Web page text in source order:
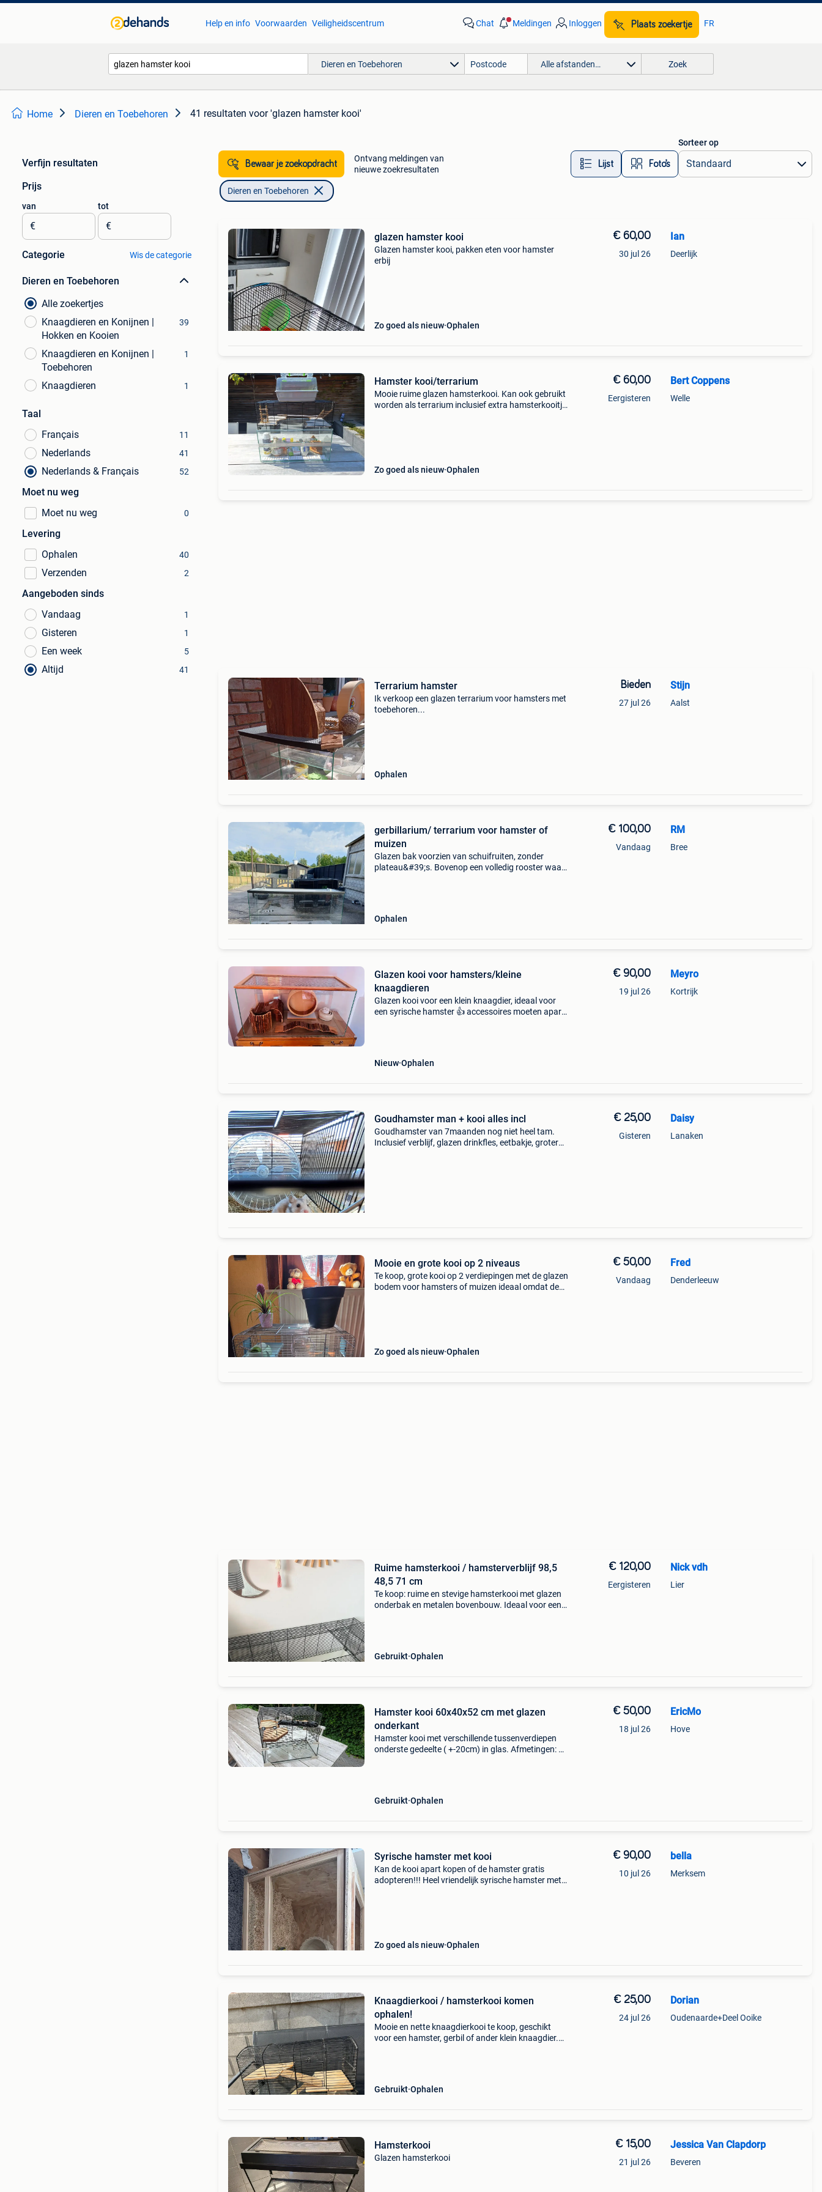
Help en info Voorwaarden Veiligheidscentrum Chat Meldingen Inloggen Plaats zoekertje FR
Dieren en Toebehoren Alle afstanden… Zoek
Home Dieren en Toebehoren 41 resultaten voor 'glazen hamster kooi'
Verfijn resultaten
Prijs
van
€
tot
€
Categorie Wis de categorie
Dieren en Toebehoren
Alle zoekertjes
Knaagdieren en Konijnen |
Hokken en Kooien
39
Knaagdieren en Konijnen |
Toebehoren
1
Knaagdieren 1
Taal
Français
11
Nederlands 41
Nederlands & Français 52
Moet nu weg
Moet nu weg
0
Levering
Ophalen
40
Verzenden 2
Aangeboden sinds
Vandaag
1
Gisteren 1
Een week 5
Altijd 41
Bewaar je zoekopdracht
Ontvang meldingen van
nieuwe zoekresultaten
Lijst Foto’s
Sorteer op
Dieren en Toebehoren
glazen hamster kooi
Glazen hamster kooi, pakken eten voor hamster
erbij
Zo goed als nieuw Ophalen
€ 60,00
30 jul 26
Ian
Deerlijk
Hamster kooi/terrarium
Mooie ruime glazen hamsterkooi. Kan ook gebruikt
worden als terrarium inclusief extra hamsterkooitje
Zo goed als nieuw Ophalen
€ 60,00
Eergisteren
Bert Coppens
Welle
Terrarium hamster
Ik verkoop een glazen terrarium voor hamsters met
toebehoren...
Ophalen
Bieden
27 jul 26
Stijn
Aalst
gerbillarium/ terrarium voor hamster of
muizen
Glazen bak voorzien van schuifruiten, zonder
plateau&#39;s. Bovenop een volledig rooster waar
Ophalen
€ 100,00
Vandaag
RM
Bree
Glazen kooi voor hamsters/kleine
knaagdieren
Glazen kooi voor een klein knaagdier, ideaal voor
een syrische hamster 👍 accessoires moeten apart
Nieuw Ophalen
€ 90,00
19 jul 26
Meyro
Kortrijk
Goudhamster man + kooi alles incl
Goudhamster van 7maanden nog niet heel tam.
Inclusief verblijf, glazen drinkfles, eetbakje, groter
€ 25,00
Gisteren
Daisy
Lanaken
Mooie en grote kooi op 2 niveaus
Te koop, grote kooi op 2 verdiepingen met de glazen
bodem voor hamsters of muizen ideaal omdat de
Zo goed als nieuw Ophalen
€ 50,00
Vandaag
Fred
Denderleeuw
Ruime hamsterkooi / hamsterverblijf 98,5
48,5 71 cm
Te koop: ruime en stevige hamsterkooi met glazen
onderbak en metalen bovenbouw. Ideaal voor een
Gebruikt Ophalen
€ 120,00
Eergisteren
Nick vdh
Lier
Hamster kooi 60x40x52 cm met glazen
onderkant
Hamster kooi met verschillende tussenverdiepen
onderste gedeelte ( +-20cm) in glas. Afmetingen: 60
Gebruikt Ophalen
€ 50,00
18 jul 26
EricMo
Hove
Syrische hamster met kooi
Kan de kooi apart kopen of de hamster gratis
adopteren!!! Heel vriendelijk syrische hamster met
Zo goed als nieuw Ophalen
€ 90,00
10 jul 26
bella
Merksem
Knaagdierkooi / hamsterkooi komen
ophalen!
Mooie en nette knaagdierkooi te koop, geschikt
voor een hamster, gerbil of ander klein knaagdier.
Gebruikt Ophalen
€ 25,00
24 jul 26
Dorian
Oudenaarde+Deel Ooike
Hamsterkooi
Glazen hamsterkooi
€ 15,00
21 jul 26
Jessica Van Clapdorp
Beveren